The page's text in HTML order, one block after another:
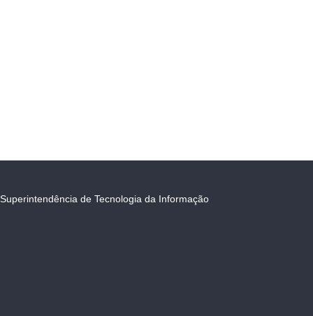
Superintendência de Tecnologia da Informação